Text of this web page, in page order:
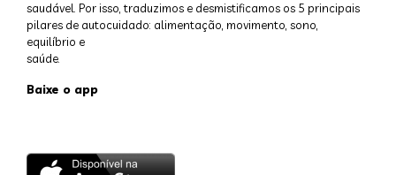
saudável. Por isso, traduzimos e desmistificamos os 5 principais
pilares de autocuidado: alimentação, movimento, sono,
equilíbrio e
saúde.
Baixe o app